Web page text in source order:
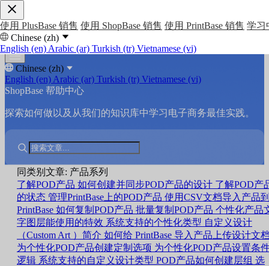
使用 PlusBase 销售 使用 ShopBase 销售 使用 PrintBase 销售 学习
Chinese (zh)
English (en) Arabic (ar) Turkish (tr) Vietnamese (vi)
Chinese (zh)
English (en) Arabic (ar) Turkish (tr) Vietnamese (vi)
ShopBase 帮助中心
探索如何做以及从我们的知识库中学习电子商务最佳实践。
同类别文章: 产品系列
了解POD产品 如何创建并同步POD产品的设计 了解POD产
的状态 管理PrintBase上的POD产品 使用CSV文档导入产品
PrintBase 如何复制POD产品 批量复制POD产品 个性化产品
字图层能使用的特效 系统支持的个性化类型 自定义设计
（Custom Art ）简介 如何给 PrintBase 导入产品上传设计文
为个性化POD产品创建定制选项 为个性化POD产品设置条
逻辑 系统支持的自定义设计类型 POD产品如何创建层组 选